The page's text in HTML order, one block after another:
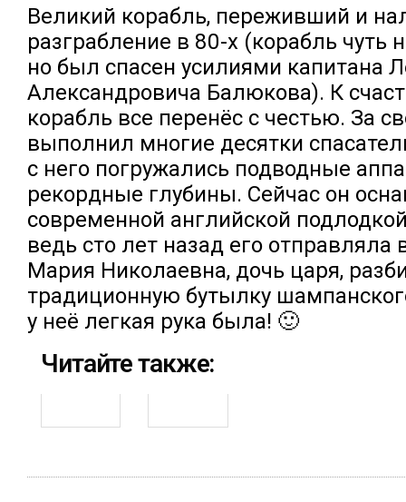
Великий корабль, переживший и
разграбление в 80-х (корабль чуть
но был спасен усилиями капитана
Александровича Балюкова). К
корабль все перенёс с честью. За
выполнил многие десятки
с него погружались подводные
рекордные глубины. Сейчас он
современной английской
ведь сто лет назад его отправляла
Мария Николаевна, дочь царя,
традиционную бутылку
у неё легкая рука была! 🙂
Читайте также: